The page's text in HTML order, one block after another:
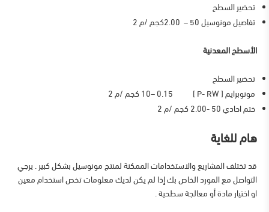
تحضير السطح
تفاصيل مونوسيل 50 – 2.00كجم /م 2
الأسطح المعدنية
تحضير السطح
مونوبرايم [ P- RW ] 10– 0.15 كجم /م 2
ختم احادي 50 -2.00 كجم /م 2
هام للغاية
قد تختلف المشاريع والاستخدامات الممكنة لمنتج مونوسيل بشكل كبير . يرجي
التواصل مع المورد الخاص بك إذا لم يكن لديك معلومات تخص استخدام معين
او اختيار مادة أو معالجة سطحية .